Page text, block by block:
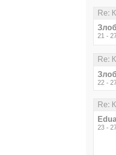
Re:
21 -
Re:
22 -
Re:
23 -